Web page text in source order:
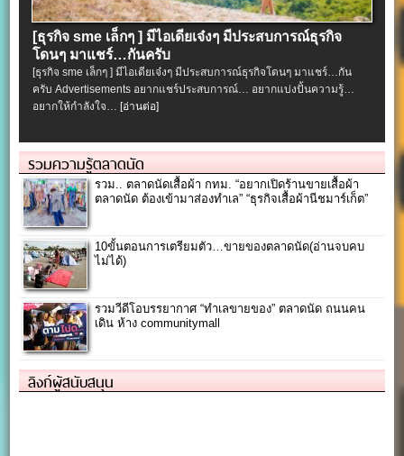
[ธุรกิจ sme เล็กๆ ] มีไอเดียเจ๋งๆ มีประสบการณ์ธุรกิจ
โดนๆ มาแชร์…กันครับ
[ธุรกิจ sme เล็กๆ ] มีไอเดียเจ๋งๆ มีประสบการณ์ธุรกิจโดนๆ มาแชร์…กัน
ครับ Advertisements อยากแชร์ประสบการณ์… อยากแบ่งปั้นความรู้…
อยากให้กำลังใจ… [อ่านต่อ]
รวมความรู้ตลาดนัด
รวม.. ตลาดนัดเสื้อผ้า กทม. “อยากเปิดร้านขายเสื้อผ้า
ตลาดนัด ต้องเข้ามาส่องทำเล” “ธุรกิจเสื้อผ้านีชมาร์เก็ต”
10ขั้นตอนการเตรียมตัว…ขายของตลาดนัด(อ่านจบคบ
ไม่ได้)
รวมวีดีโอบรรยากาศ “ทำเลขายของ” ตลาดนัด ถนนคน
เดิน ห้าง communitymall
ลิงก์ผู้สนับสนุน